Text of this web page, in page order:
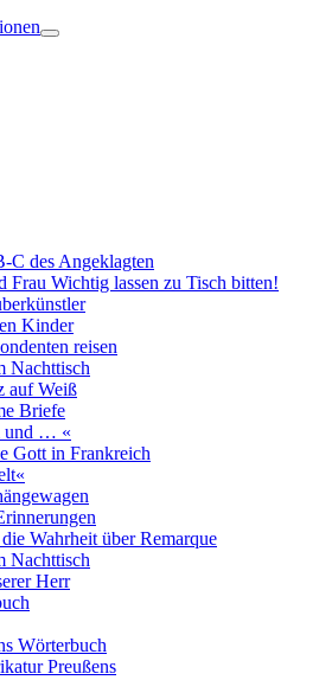
C des Angeklagten
Frau Wichtig lassen zu Tisch bitten!
Kinder
reisen
Nachttisch
auf Weiß
Briefe
und … «
Gott in Frankreich
Wahrheit über Remarque
Nachttisch
Herr
Wörterbuch
Preußens